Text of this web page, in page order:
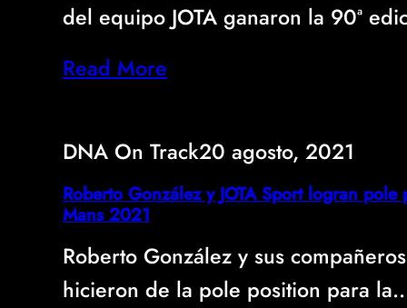
del equipo JOTA ganaron la 90ª
Read More
DNA On Track20 agosto, 2021
Roberto González y JOTA Sport logran
Mans 2021
Roberto González y sus
hicieron de la pole position para